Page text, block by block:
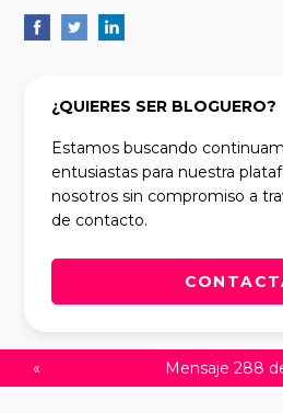
¿QUIERES SER BLOGUERO?
Estamos buscando
entusiastas para nuestra
nosotros sin compromiso a
de contacto.
« Mensaje 288